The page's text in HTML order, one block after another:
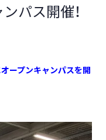
パス開催！
ープンキャンパスを開